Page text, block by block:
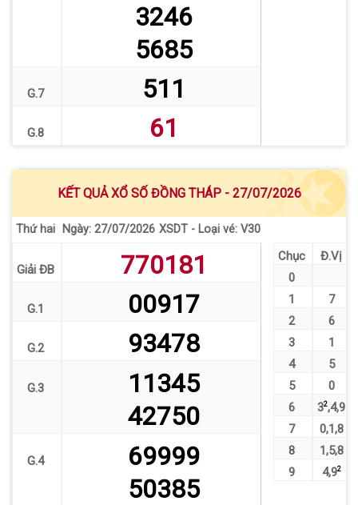
3246
5685
G.7 511
G.8 61
KẾT QUẢ XỔ SỐ ĐỒNG THÁP - 27/07/2026
Thứ hai Ngày: 27/07/2026 XSDT - Loại vé: V30
Giải ĐB 770181
G.1 00917
G.2 93478
G.3
11345
42750
G.4
69999
50385
Chục
Đ.Vị
0
1
7
2
6
3
1
4
5
5
0
6
32,4,9
7
0,1,8
8
1,5,8
9
4,92